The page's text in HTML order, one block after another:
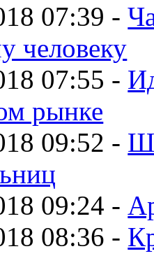
07:39 -
человеку
07:55 -
рынке
09:52 -
09:24 -
08:36 -